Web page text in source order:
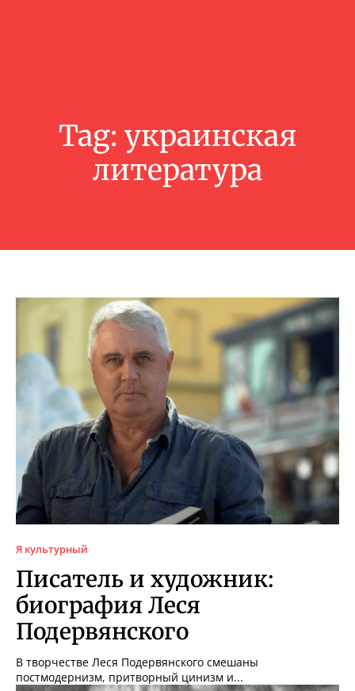
Tag: украинская
литература
Я культурный
Писатель и художник:
биография Леся
Подервянского
В творчестве Леся Подервянского смешаны
постмодернизм, притворный цинизм и...